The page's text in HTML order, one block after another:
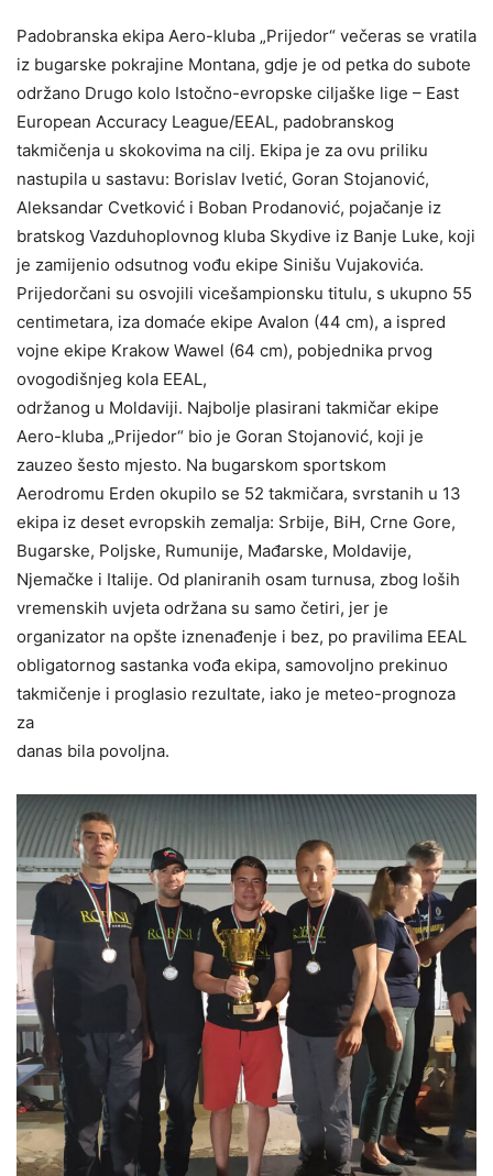
Padobranska ekipa Aero-kluba „Prijedor“ večeras se vratila
iz bugarske pokrajine Montana, gdje je od petka do subote
održano Drugo kolo Istočno-evropske ciljaške lige – East
European Accuracy League/EEAL, padobranskog
takmičenja u skokovima na cilj. Ekipa je za ovu priliku
nastupila u sastavu: Borislav Ivetić, Goran Stojanović,
Aleksandar Cvetković i Boban Prodanović, pojačanje iz
bratskog Vazduhoplovnog kluba Skydive iz Banje Luke, koji
je zamijenio odsutnog vođu ekipe Sinišu Vujakovića.
Prijedorčani su osvojili vicešampionsku titulu, s ukupno 55
centimetara, iza domaće ekipe Avalon (44 cm), a ispred
vojne ekipe Krakow Wawel (64 cm), pobjednika prvog
ovogodišnjeg kola EEAL,
održanog u Moldaviji. Najbolje plasirani takmičar ekipe
Aero-kluba „Prijedor“ bio je Goran Stojanović, koji je
zauzeo šesto mjesto. Na bugarskom sportskom
Aerodromu Erden okupilo se 52 takmičara, svrstanih u 13
ekipa iz deset evropskih zemalja: Srbije, BiH, Crne Gore,
Bugarske, Poljske, Rumunije, Mađarske, Moldavije,
Njemačke i Italije. Od planiranih osam turnusa, zbog loših
vremenskih uvjeta održana su samo četiri, jer je
organizator na opšte iznenađenje i bez, po pravilima EEAL
obligatornog sastanka vođa ekipa, samovoljno prekinuo
takmičenje i proglasio rezultate, iako je meteo-prognoza
za
danas bila povoljna.